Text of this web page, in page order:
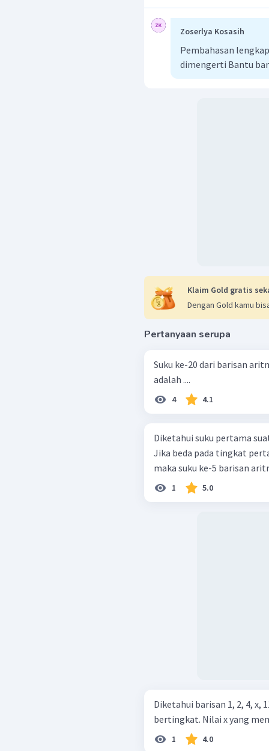
Zoserlya Kosasih
Pembahasan
dimengerti Bantu
Klaim Gold gratis
Dengan Gold kamu
Pertanyaan serupa
Suku ke-20 dari barisan
adalah ....
4 4.1
Diketahui suku pertama
Jika beda pada tingkat
maka suku ke-5 barisan
1 5.0
Diketahui barisan 1, 2, 4,
bertingkat. Nilai x yang
1 4.0